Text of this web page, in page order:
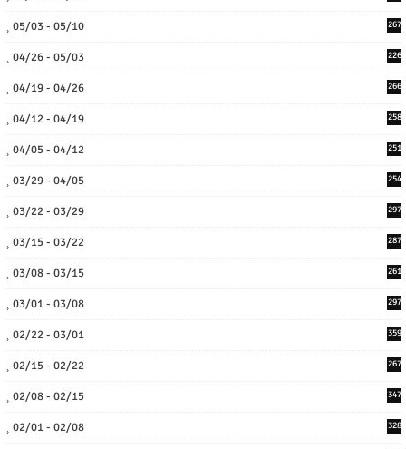
05/03 - 05/10 267
04/26 - 05/03 226
04/19 - 04/26 266
04/12 - 04/19 258
04/05 - 04/12 251
03/29 - 04/05 254
03/22 - 03/29 297
03/15 - 03/22 287
03/08 - 03/15 261
03/01 - 03/08 297
02/22 - 03/01 359
02/15 - 02/22 267
02/08 - 02/15 347
02/01 - 02/08 328